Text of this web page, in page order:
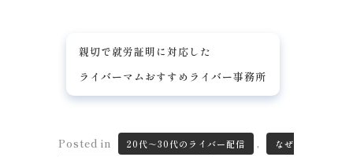
親切で就労証明に対応した
ライバーマムおすすめライバー事務所
Posted in 20代～30代のライバー配信 ,
なぜ